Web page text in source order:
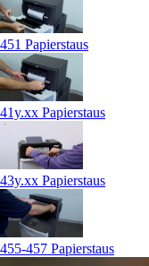
451 Papierstaus
41y.xx Papierstaus
43y.xx Papierstaus
455-457 Papierstaus